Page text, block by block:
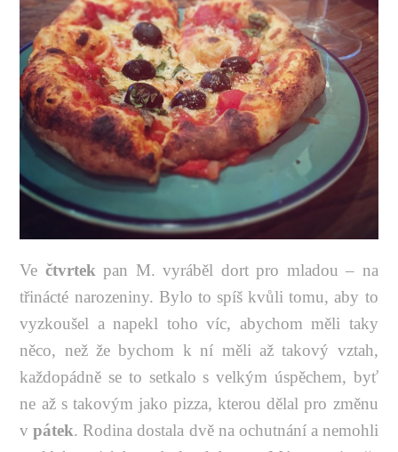
Ve čtvrtek pan M. vyráběl dort pro mladou – na
třinácté narozeniny. Bylo to spíš kvůli tomu, aby to
vyzkoušel a napekl toho víc, abychom měli taky
něco, než že bychom k ní měli až takový vztah,
každopádně se to setkalo s velkým úspěchem, byť
ne až s takovým jako pizza, kterou dělal pro změnu
vpátek. Rodina dostala dvě na ochutnání a nemohli